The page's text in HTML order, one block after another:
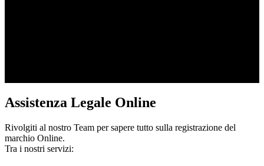
Assistenza Legale Online
Rivolgiti al nostro Team per sapere tutto sulla registrazione del
marchio Online.
Tra i nostri servizi: